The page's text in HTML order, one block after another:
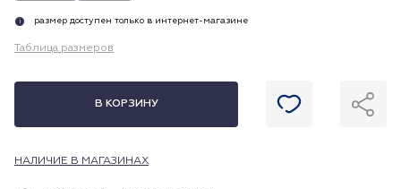
i размер доступен только в интернет-магазине
Таблица размеров
В КОРЗИНУ
НАЛИЧИЕ В МАГАЗИНАХ